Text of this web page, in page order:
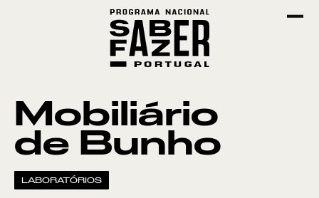
Mobiliário
de Bunho
LABORATÓRIOS